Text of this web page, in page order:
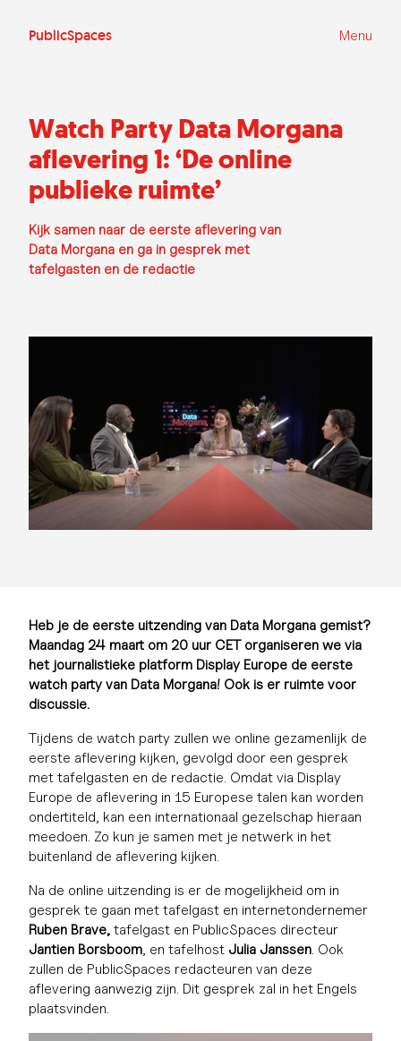
PublicSpaces Menu
Watch Party Data Morgana
aflevering 1: ‘De online
publieke ruimte’
Kijk samen naar de eerste aflevering van
Data Morgana en ga in gesprek met
tafelgasten en de redactie
Heb je de eerste uitzending van Data Morgana gemist?
Maandag 24 maart om 20 uur CET organiseren we via
het journalistieke platform Display Europe de eerste
watch party van Data Morgana! Ook is er ruimte voor
discussie.
Tijdens de watch party zullen we online gezamenlijk de
eerste aflevering kijken, gevolgd door een gesprek
met tafelgasten en de redactie. Omdat via Display
Europe de aflevering in 15 Europese talen kan worden
ondertiteld, kan een internationaal gezelschap hieraan
meedoen. Zo kun je samen met je netwerk in het
buitenland de aflevering kijken.
Na de online uitzending is er de mogelijkheid om in
gesprek te gaan met tafelgast en internetondernemer
Ruben Brave, tafelgast en PublicSpaces directeur
Jantien Borsboom, en tafelhost Julia Janssen. Ook
zullen de PublicSpaces redacteuren van deze
aflevering aanwezig zijn. Dit gesprek zal in het Engels
plaatsvinden.